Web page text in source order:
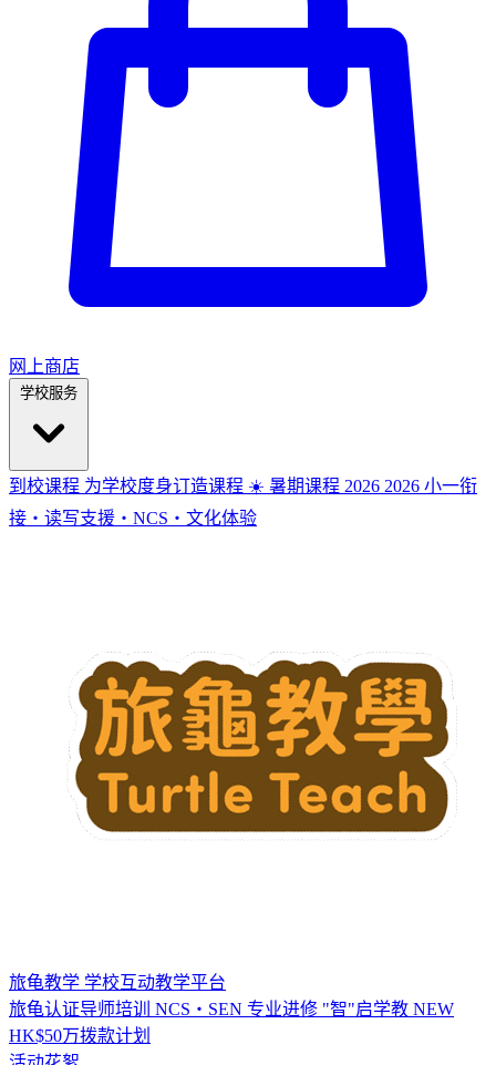
网上商店
学校服务
到校课程 为学校度身订造课程 ☀️ 暑期课程 2026 2026 小一衔
接・读写支援・NCS・文化体验
旅龟教学 学校互动教学平台
旅龟认证导师培训
NCS・SEN 专业进修 "智"启学教 NEW
HK$50万拨款计划